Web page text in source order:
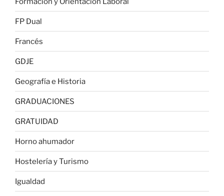
FP Dual
Francés
GDJE
Geografía e Historia
GRADUACIONES
GRATUIDAD
Horno ahumador
Hostelería y Turismo
Igualdad